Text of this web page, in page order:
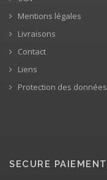
Mentions légales
Livraisons
Contact
Liens
Protection des données
SECURE PAIEMENT